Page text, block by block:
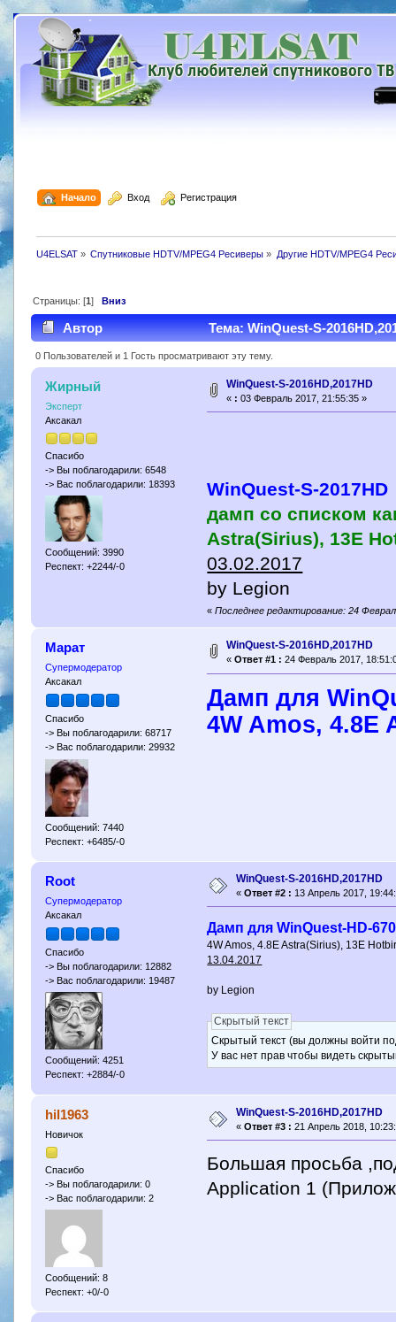
Начало Вход Регистрация
U4ELSAT» Спутниковые HDTV/MPEG4 Ресиверы » Другие HDTV/MPEG4
Страницы: [1] Вниз
Автор Тема: WinQuest-S-
0 Пользователей и 1 Гость просматривают эту тему.
Жирный
Эксперт
Аксакал
Спасибо
-> Вы поблагодарили: 6548
-> Вас поблагодарили: 18393
Сообщений: 3990
Респект: +2244/-0
WinQuest-S-2016HD,2017HD
« : 03 Февраль 2017, 21:55:35 »
WinQuest-S-2017HD
дамп со списком
Astra(Sirius), 13E
03.02.2017
by Legion
«Последнее редактирование: 24
Марат
Супермодератор
Аксакал
Спасибо
-> Вы поблагодарили: 68717
-> Вас поблагодарили: 29932
Сообщений: 7440
Респект: +6485/-0
WinQuest-S-2016HD,2017HD
« Ответ #1 : 24 Февраль 2017,
Дамп для
4W Amos, 4.8E
Root
Супермодератор
Аксакал
Спасибо
-> Вы поблагодарили: 12882
-> Вас поблагодарили: 19487
Сообщений: 4251
Респект: +2884/-0
WinQuest-S-2016HD,2017HD
« Ответ #2 : 13 Апрель 2017,
Дамп для WinQuest-HD-
4W Amos, 4.8E Astra(Sirius), 13E
13.04.2017
by Legion
Скрытый текст
Скрытый текст (вы должны войти
У вас нет прав чтобы видеть
hil1963
Новичок
Спасибо
-> Вы поблагодарили: 0
-> Вас поблагодарили: 2
Сообщений: 8
Респект: +0/-0
WinQuest-S-2016HD,2017HD
« Ответ #3 : 21 Апрель 2018,
Большая просьба
Application 1